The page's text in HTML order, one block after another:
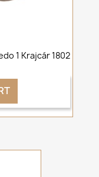
1 Krajcár 1802